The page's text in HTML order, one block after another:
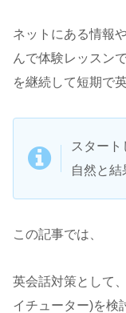
ネットにある情報
んで体験レッスン
を継続して短期で
スター
自然と
この記事では、
英会話対策として
イチューター)を検